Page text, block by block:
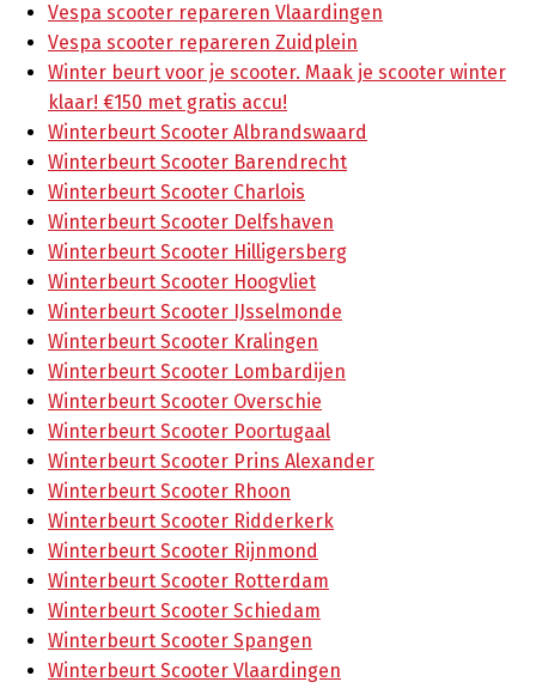
Vespa scooter repareren Vlaardingen
Vespa scooter repareren Zuidplein
Winter beurt voor je scooter. Maak je scooter winter
klaar! €150 met gratis accu!
Winterbeurt Scooter Albrandswaard
Winterbeurt Scooter Barendrecht
Winterbeurt Scooter Charlois
Winterbeurt Scooter Delfshaven
Winterbeurt Scooter Hilligersberg
Winterbeurt Scooter Hoogvliet
Winterbeurt Scooter IJsselmonde
Winterbeurt Scooter Kralingen
Winterbeurt Scooter Lombardijen
Winterbeurt Scooter Overschie
Winterbeurt Scooter Poortugaal
Winterbeurt Scooter Prins Alexander
Winterbeurt Scooter Rhoon
Winterbeurt Scooter Ridderkerk
Winterbeurt Scooter Rijnmond
Winterbeurt Scooter Rotterdam
Winterbeurt Scooter Schiedam
Winterbeurt Scooter Spangen
Winterbeurt Scooter Vlaardingen